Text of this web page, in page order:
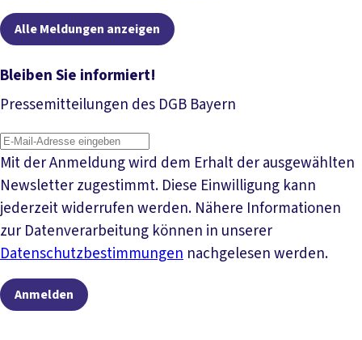
Alle Meldungen anzeigen
Bleiben Sie informiert!
Pressemitteilungen des DGB Bayern
Mit der Anmeldung wird dem Erhalt der ausgewählten
Newsletter zugestimmt. Diese Einwilligung kann
jederzeit widerrufen werden. Nähere Informationen
zur Datenverarbeitung können in unserer
Datenschutzbestimmungen nachgelesen werden.
Anmelden